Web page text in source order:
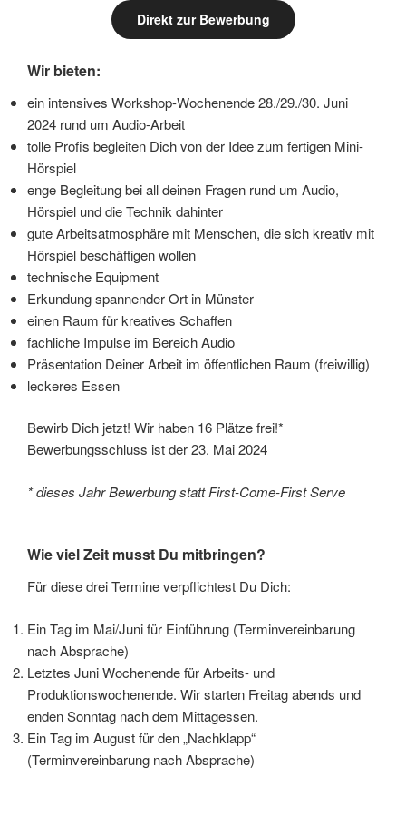
Direkt zur Bewerbung
Wir bieten:
ein intensives Workshop-Wochenende 28./29./30. Juni
2024 rund um Audio-Arbeit
tolle Profis begleiten Dich von der Idee zum fertigen Mini-
Hörspiel
enge Begleitung bei all deinen Fragen rund um Audio,
Hörspiel und die Technik dahinter
gute Arbeitsatmosphäre mit Menschen, die sich kreativ mit
Hörspiel beschäftigen wollen
technische Equipment
Erkundung spannender Ort in Münster
einen Raum für kreatives Schaffen
fachliche Impulse im Bereich Audio
Präsentation Deiner Arbeit im öffentlichen Raum (freiwillig)
leckeres Essen
Bewirb Dich jetzt! Wir haben 16 Plätze frei!*
Bewerbungsschluss ist der 23. Mai 2024
* dieses Jahr Bewerbung statt First-Come-First Serve
Wie viel Zeit musst Du mitbringen?
Für diese drei Termine verpflichtest Du Dich:
Ein Tag im Mai/Juni für Einführung (Terminvereinbarung
nach Absprache)
Letztes Juni Wochenende für Arbeits- und
Produktionswochenende. Wir starten Freitag abends und
enden Sonntag nach dem Mittagessen.
Ein Tag im August für den „Nachklapp“
(Terminvereinbarung nach Absprache)